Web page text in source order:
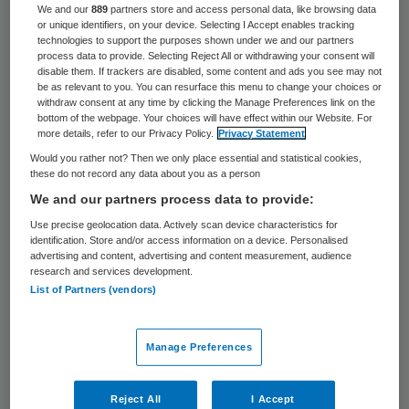
Bestuurder Joris de Jong van het Sint
Franciscus Ziekenhuis en Caroline van den
Brekel, directeur van de Landelijke
vereniging van Artsen in Dienstverband
(LAD), zijn toegetreden tot het bestuur van
Stichting IZZ.
Joris de Jong treedt toe namens
deNederlandse Vereniging van
Ziekenhuizen (NVZ)en Caroline van den
Brekel namens de
volgen respectievelijk Peter de Kubber en
Alex van Bolderen op.
We and our889 partners store and access personal data, like browsing data
or unique identifiers, on your device. Selecting I Accept enables tracking
technologies to support the purposes shown under we and our partners
process data to provide. Selecting Reject All or withdrawing your consent will
disable them. If trackers are disabled, some content and ads you see may not
be as relevant to you. You can resurface this menu to change your choices or
withdraw consent at any time by clicking the Manage Preferences link on the
bottom of the webpage. Your choices will have effect within our Website. For
more details, refer to our Privacy Policy.
Privacy Statement
Would you rather not? Then we only place essential and statistical cookies,
these do not record any data about you as a person
We and our partners process data to provide:
Use precise geolocation data. Actively scan device characteristics for
identification. Store and/or access information on a device. Personalised
advertising and content, advertising and content measurement, audience
research and services development.
List of Partners (vendors)
Manage Preferences
Reject All I Accept